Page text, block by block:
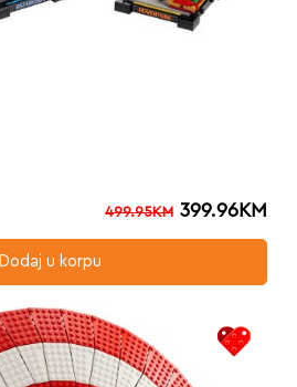
499.95KM 399.96KM
Dodaj u korpu